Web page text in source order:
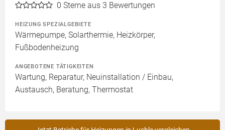
0 Sterne aus 3 Bewertungen
HEIZUNG SPEZIALGEBIETE
Wärmepumpe, Solarthermie, Heizkörper,
Fußbodenheizung
ANGEBOTENE TÄTIGKEITEN
Wartung, Reparatur, Neuinstallation / Einbau,
Austausch, Beratung, Thermostat